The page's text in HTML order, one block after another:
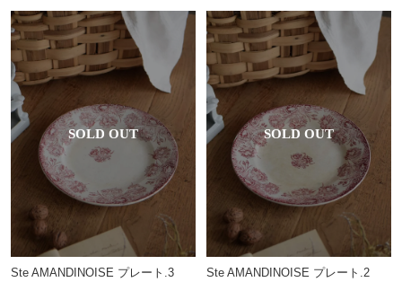
Ste AMANDINOISE プレート.3 Ste AMANDINOISE プレート.2